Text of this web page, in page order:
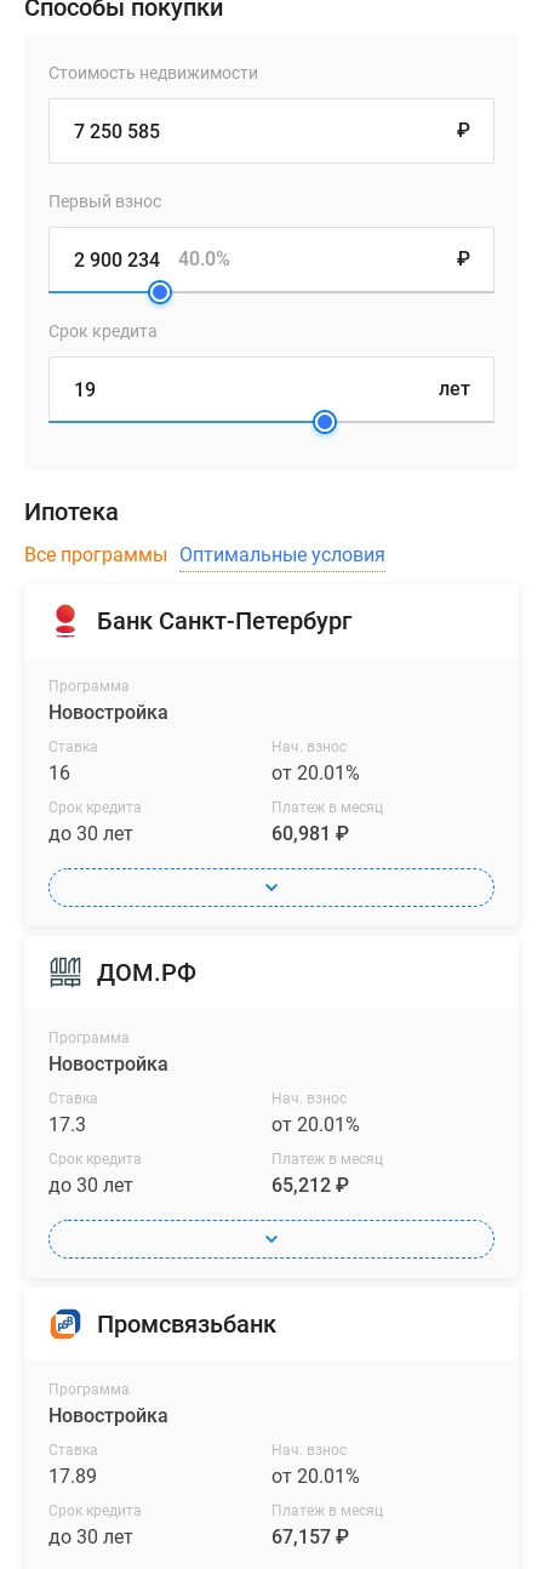
Способы покупки
Стоимость недвижимости
₽
Первый взнос
₽
40.0%
Срок кредита
лет
Ипотека
Все программы Оптимальные условия
Банк Санкт-Петербург
Программа
Новостройка
Ставка
16
Нач. взнос
от 20.01%
Срок кредита
до 30 лет
Платеж в месяц
60,981 ₽
ДОМ.РФ
Программа
Новостройка
Ставка
17.3
Нач. взнос
от 20.01%
Срок кредита
до 30 лет
Платеж в месяц
65,212 ₽
Промсвязьбанк
Программа
Новостройка
Ставка
17.89
Нач. взнос
от 20.01%
Срок кредита
до 30 лет
Платеж в месяц
67,157 ₽